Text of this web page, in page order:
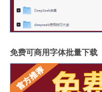
免费可商用字体批量下载